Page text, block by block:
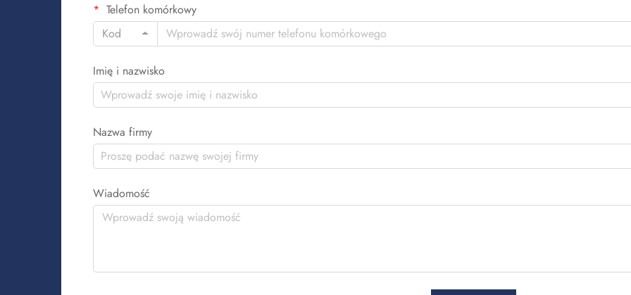
Telefon komórkowy
Kod
Imię i nazwisko
Nazwa firmy
Wiadomość